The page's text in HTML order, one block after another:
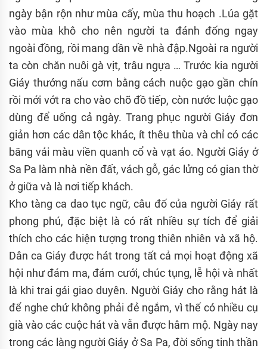
ngày bận rộn như mùa cấy, mùa thu hoạch .Lúa gặt
vào mùa khô cho nên người ta đánh đống ngay
ngoài đồng, rồi mang dần về nhà đập.Ngoài ra người
ta còn chăn nuôi gà vịt, trâu ngựa … Trước kia người
Giáy thướng nấu cơm bằng cách nuộc gạo gần chín
rồi mới vớt ra cho vào chõ đồ tiếp, còn nước luộc gạo
dùng để uống cả ngày. Trang phục người Giáy đơn
giản hơn các dân tộc khác, ít thêu thùa và chỉ có các
băng vải màu viền quanh cổ và vạt áo. Người Giáy ở
Sa Pa làm nhà nền đất, vách gỗ, gác lửng có gian thờ
ở giữa và là nơi tiếp khách.
Kho tàng ca dao tục ngữ, câu đố của người Giáy rất
phong phú, đặc biệt là có rất nhiều sự tích để giải
thích cho các hiện tượng trong thiên nhiên và xã hộ.
Dân ca Giáy được hát trong tất cả mọi hoạt động xã
hội như đám ma, đám cưới, chúc tụng, lễ hội và nhất
là khi trai gái giao duyên. Người Giáy cho rằng hát là
để nghe chứ không phải đẻ ngắm, vì thế có nhiều cụ
già vào các cuộc hát và vẫn được hâm mộ. Ngày nay
trong các làng người Giáy ở Sa Pa, đời sống tinh thần